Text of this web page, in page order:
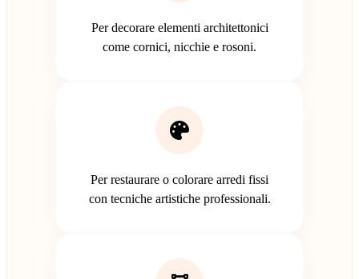
Per decorare elementi architettonici
come cornici, nicchie e rosoni.
Per restaurare o colorare arredi fissi
con tecniche artistiche professionali.